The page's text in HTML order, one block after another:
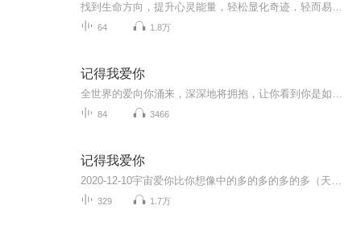
64 1.8万
记得我爱你
84 3466
记得我爱你
329 1.7万